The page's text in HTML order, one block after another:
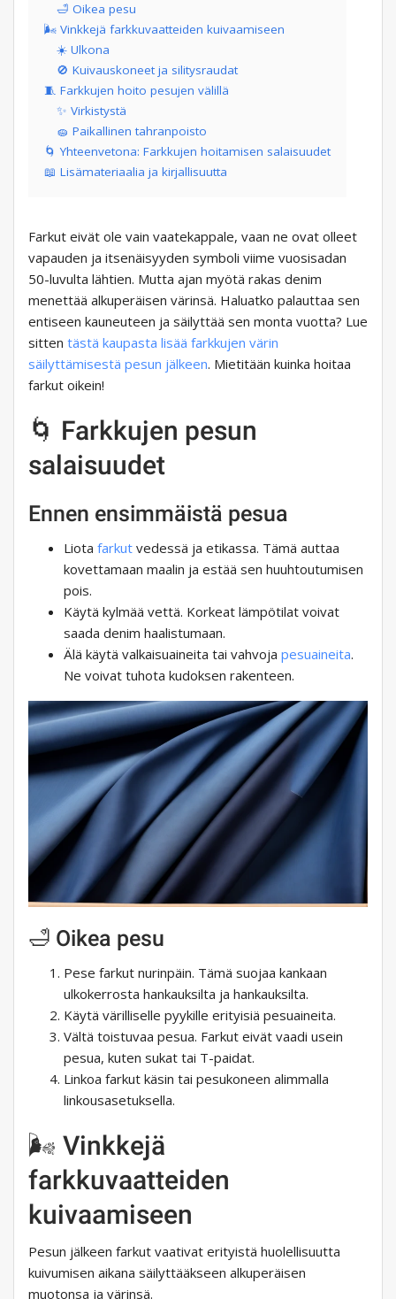
🛁 Oikea pesu
🌬 Vinkkejä farkkuvaatteiden kuivaamiseen
☀️ Ulkona
🚫 Kuivauskoneet ja silitysraudat
🧵 Farkkujen hoito pesujen välillä
✨ Virkistystä
🧽 Paikallinen tahranpoisto
🌀 Yhteenvetona: Farkkujen hoitamisen salaisuudet
📖 Lisämateriaalia ja kirjallisuutta
Farkut eivät ole vain vaatekappale, vaan ne ovat olleet
vapauden ja itsenäisyyden symboli viime vuosisadan
50-luvulta lähtien. Mutta ajan myötä rakas denim
menettää alkuperäisen värinsä. Haluatko palauttaa sen
entiseen kauneuteen ja säilyttää sen monta vuotta? Lue
sitten tästä kaupasta lisää farkkujen värin
säilyttämisestä pesun jälkeen. Mietitään kuinka hoitaa
farkut oikein!
🌀 Farkkujen pesun
salaisuudet
Ennen ensimmäistä pesua
Liota farkut vedessä ja etikassa. Tämä auttaa
kovettamaan maalin ja estää sen huuhtoutumisen
pois.
Käytä kylmää vettä. Korkeat lämpötilat voivat
saada denim haalistumaan.
Älä käytä valkaisuaineita tai vahvoja pesuaineita.
Ne voivat tuhota kudoksen rakenteen.
🛁 Oikea pesu
Pese farkut nurinpäin. Tämä suojaa kankaan
ulkokerrosta hankauksilta ja hankauksilta.
Käytä värilliselle pyykille erityisiä pesuaineita.
Vältä toistuvaa pesua. Farkut eivät vaadi usein
pesua, kuten sukat tai T-paidat.
Linkoa farkut käsin tai pesukoneen alimmalla
linkousasetuksella.
🌬 Vinkkejä
farkkuvaatteiden
kuivaamiseen
Pesun jälkeen farkut vaativat erityistä huolellisuutta
kuivumisen aikana säilyttääkseen alkuperäisen
muotonsa ja värinsä.